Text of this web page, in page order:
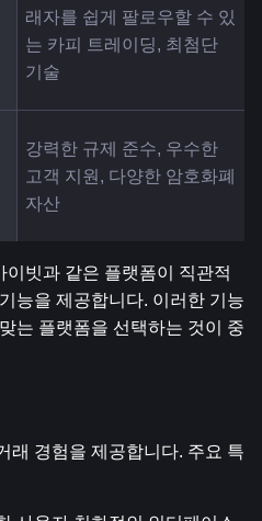
래자를 쉽게 팔로우할 수 있
는 카피 트레이딩, 최첨단
기술
강력한 규제 준수, 우수한
고객 지원, 다양한 암호화폐
자산
빗과 같은 플랫폼이 직관적
능을 제공합니다. 이러한 기능
는 플랫폼을 선택하는 것이 중
래 경험을 제공합니다. 주요 특